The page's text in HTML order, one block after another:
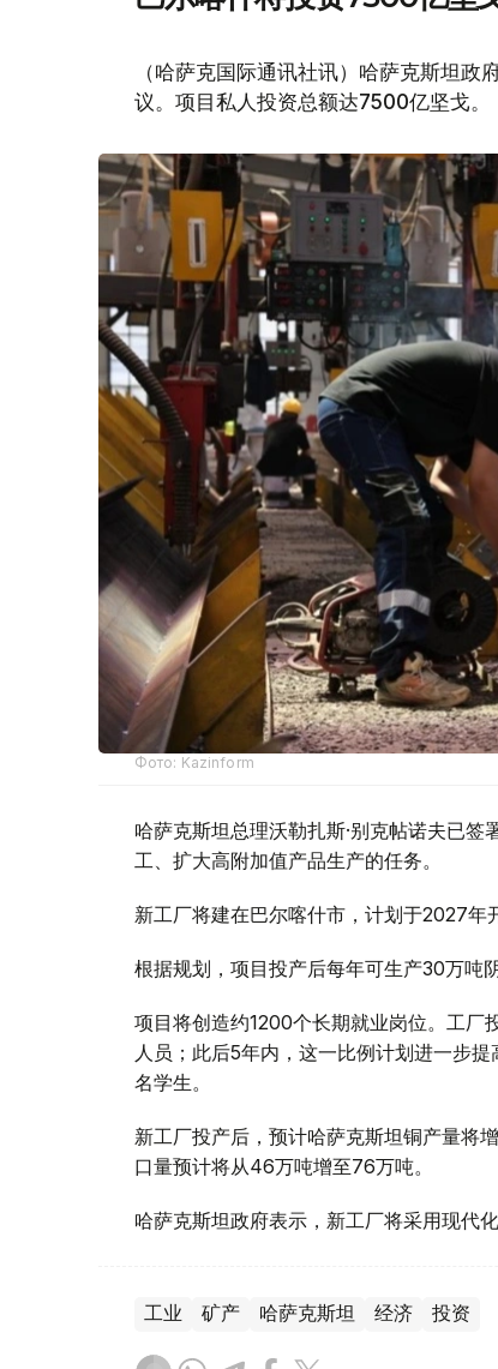
（哈萨克国际通讯社讯）哈萨克斯坦
议。项目私人投资总额达7500亿坚戈。
Фото: Kazinform
哈萨克斯坦总理沃勒扎斯·别克帖诺夫已
工、扩大高附加值产品生产的任务。
新工厂将建在巴尔喀什市，计划于2027年
根据规划，项目投产后每年可生产30万吨
项目将创造约1200个长期就业岗位。工
人员；此后5年内，这一比例计划进一步
名学生。
新工厂投产后，预计哈萨克斯坦铜产量将
口量预计将从46万吨增至76万吨。
哈萨克斯坦政府表示，新工厂将采用现代
工业 矿产 哈萨克斯坦 经济 投资